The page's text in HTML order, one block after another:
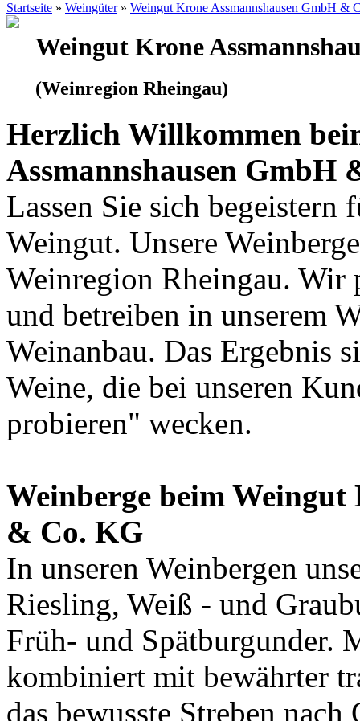
Startseite » Weingüter » Weingut Krone Assmannshausen GmbH &
Weingut Krone
(Weinregion Rheingau)
Herzlich Willkommen
Assmannshausen GmbH
Lassen Sie sich begeistern
Weingut. Unsere
Weinregion Rheingau. Wir
und betreiben in unserem
Weinanbau. Das Ergebnis
Weine, die bei unseren
probieren" wecken.
Weinberge beim Weingut
& Co. KG
In unseren Weinbergen
Riesling, Weiß - und
Früh- und Spätburgunder.
kombiniert mit bewährter
das bewusste Streben